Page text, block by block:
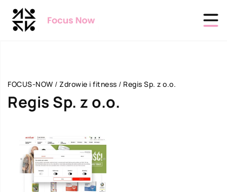
FOCUS-NOW / Zdrowie i fitness / Regis Sp. z o.o.
Regis Sp. z o.o.